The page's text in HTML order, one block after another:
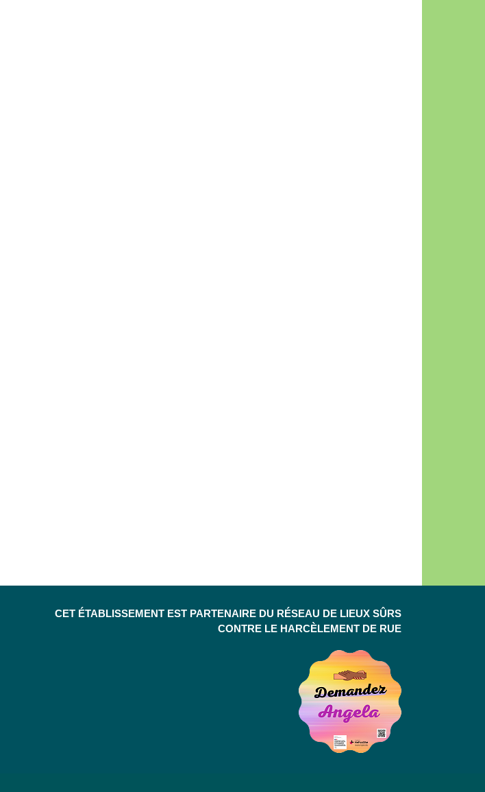
CET ÉTABLISSEMENT EST PARTENAIRE DU RÉSEAU DE LIEUX SÛRS
CONTRE LE HARCÈLEMENT DE RUE